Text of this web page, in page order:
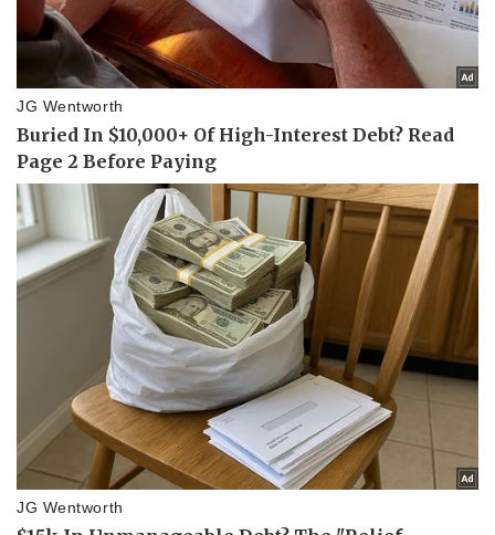
Pháp luật
Vụ án
Tin nóng
Tư vấn luật
Quân sự - Quốc phòng
Việt Nam